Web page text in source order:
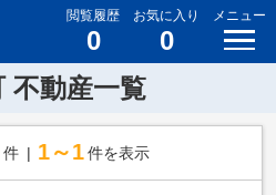
閲覧履歴
0
お気に入り
0
メニュー
不動産一覧
件 1～1 件を表示